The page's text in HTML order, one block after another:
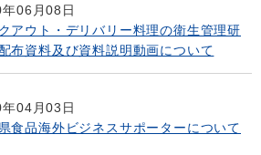
06月08日
アウト・デリバリー料理の衛生管理研
布資料及び資料説明動画について
04月03日
食品海外ビジネスサポーターについて